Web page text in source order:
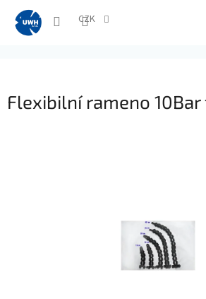
obsah
CZK
Flexibilní rameno 10Bar